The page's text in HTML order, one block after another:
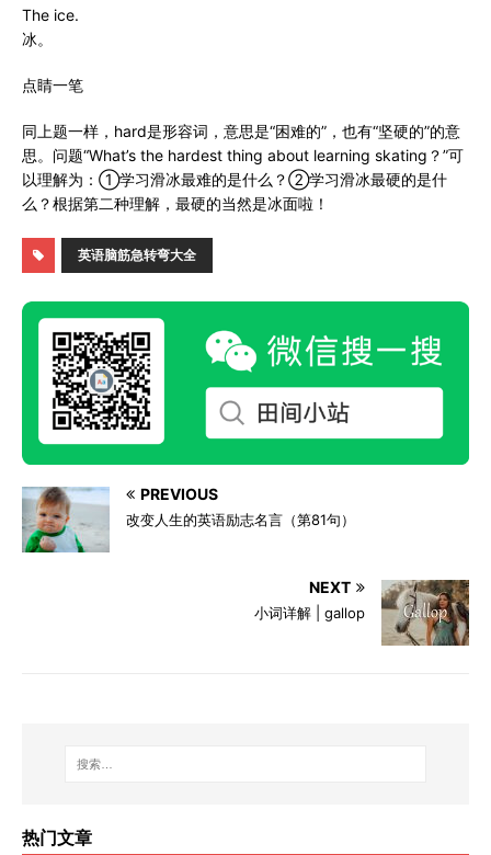
The ice.
冰。
点睛一笔
同上题一样，hard是形容词，意思是“困难的”，也有“坚硬的”的意
思。问题“What’s the hardest thing about learning skating？”可
以理解为：①学习滑冰最难的是什么？②学习滑冰最硬的是什
么？根据第二种理解，最硬的当然是冰面啦！
英语脑筋急转弯大全
PREVIOUS
改变人生的英语励志名言（第81句）
NEXT
小词详解 | gallop
热门文章